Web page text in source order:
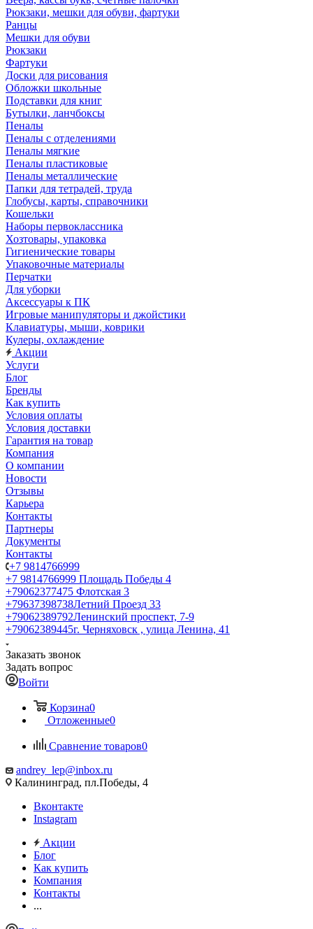
Рюкзаки, мешки для обуви, фартуки
Ранцы
Мешки для обуви
Рюкзаки
Фартуки
Доски для рисования
Обложки школьные
Подставки для книг
Бутылки, ланчбоксы
Пеналы
Пеналы с отделениями
Пеналы мягкие
Пеналы пластиковые
Пеналы металлические
Папки для тетрадей, труда
Глобусы, карты, справочники
Кошельки
Наборы первоклассника
Хозтовары, упаковка
Гигиенические товары
Упаковочные материалы
Перчатки
Для уборки
Аксессуары к ПК
Игровые манипуляторы и джойстики
Клавиатуры, мыши, коврики
Кулеры, охлаждение
Акции
Услуги
Блог
Бренды
Как купить
Условия оплаты
Условия доставки
Гарантия на товар
Компания
О компании
Новости
Отзывы
Карьера
Контакты
Партнеры
Документы
Контакты
+7 9814766999
+7 9814766999 Площадь Победы 4
+79062377475 Флотская 3
+79637398738Летний Проезд 33
+79062389792Ленинский проспект, 7-9
+79062389445г. Черняховск , улица Ленина, 41
Заказать звонок
Задать вопрос
Войти
Корзина0
Отложенные0
Сравнение товаров0
andrey_lep@inbox.ru
Калининград, пл.Победы, 4
Вконтакте
Instagram
Акции
Блог
Как купить
Компания
Контакты
...